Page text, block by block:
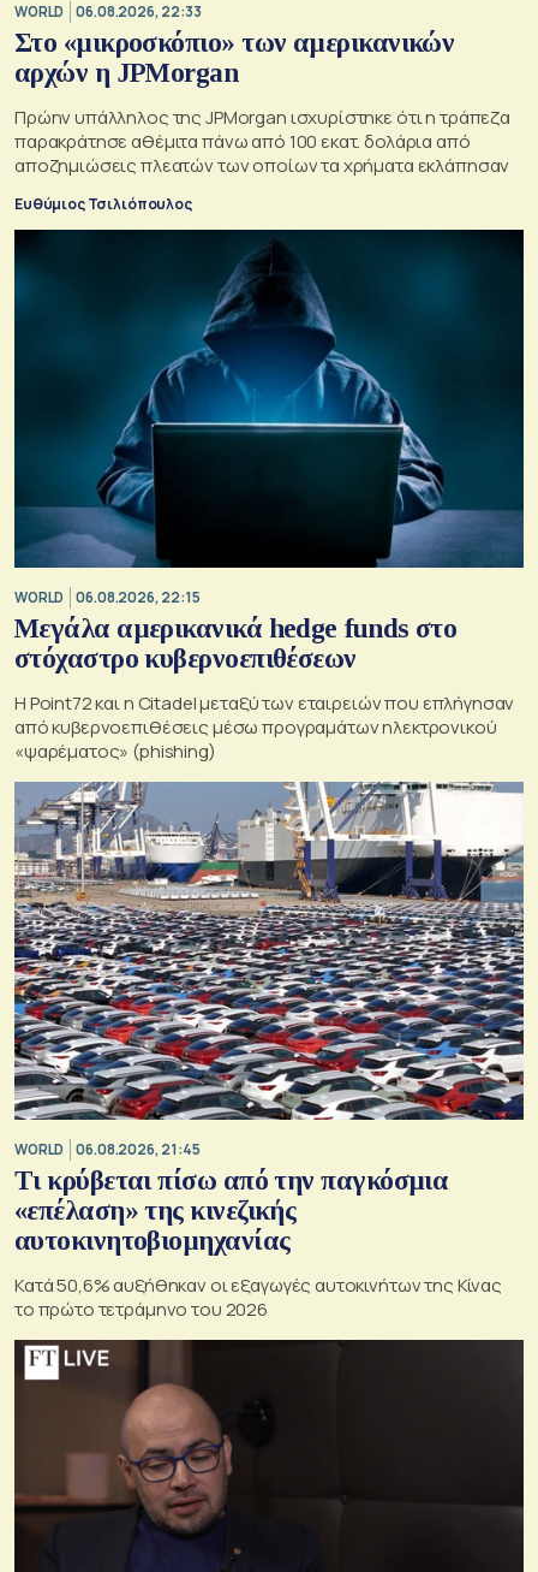
WORLD 06.08.2026, 22:33
Στο «μικροσκόπιο» των αμερικανικών
αρχών η JPMorgan
Πρώην υπάλληλος της JPMorgan ισχυρίστηκε ότι η τράπεζα
παρακράτησε αθέμιτα πάνω από 100 εκατ. δολάρια από
αποζημιώσεις πλεατών των οποίων τα χρήματα εκλάπησαν
Ευθύμιος Τσιλιόπουλος
WORLD 06.08.2026, 22:15
Μεγάλα αμερικανικά hedge funds στο
στόχαστρο κυβερνοεπιθέσεων
Η Point72 και η Citadel μεταξύ των εταιρειών που επλήγησαν
από κυβερνοεπιθέσεις μέσω προγραμάτων ηλεκτρονικού
«ψαρέματος» (phishing)
WORLD 06.08.2026, 21:45
Τι κρύβεται πίσω από την παγκόσμια
«επέλαση» της κινεζικής
αυτοκινητοβιομηχανίας
Κατά 50,6% αυξήθηκαν οι εξαγωγές αυτοκινήτων της Κίνας
το πρώτο τετράμηνο του 2026